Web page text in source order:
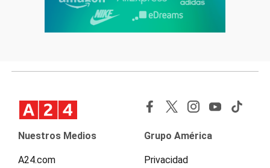
Nuestros Medios
A24.com
Grupo América
Privacidad